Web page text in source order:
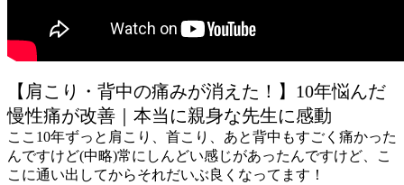
【肩こり・背中の痛みが消えた！】10年悩んだ
慢性痛が改善｜本当に親身な先生に感動
ここ10年ずっと肩こり、首こり、あと背中もすごく痛かった
んですけど(中略)常にしんどい感じがあったんですけど、こ
こに通い出してからそれだいぶ良くなってます！